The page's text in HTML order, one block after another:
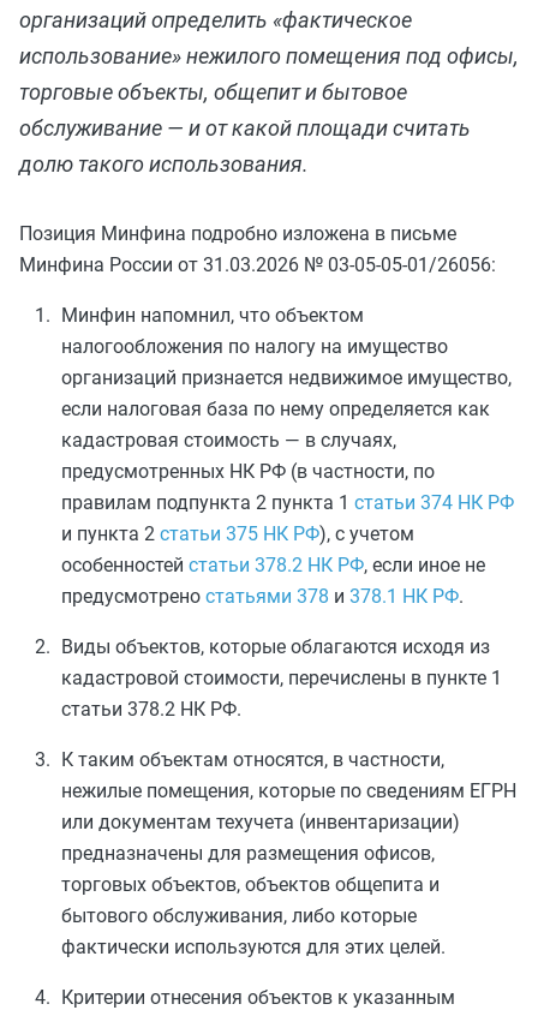
организаций определить «фактическое
использование» нежилого помещения под офисы,
торговые объекты, общепит и бытовое
обслуживание — и от какой площади считать
долю такого использования.
Позиция Минфина подробно изложена в письме
Минфина России от 31.03.2026 № 03-05-05-01/26056:
Минфин напомнил, что объектом
налогообложения по налогу на имущество
организаций признается недвижимое имущество,
если налоговая база по нему определяется как
кадастровая стоимость — в случаях,
предусмотренных НК РФ (в частности, по
правилам подпункта 2 пункта 1 статьи 374 НК РФ
и пункта 2 статьи 375 НК РФ), с учетом
особенностей статьи 378.2 НК РФ, если иное не
предусмотрено статьями 378 и 378.1 НК РФ.
Виды объектов, которые облагаются исходя из
кадастровой стоимости, перечислены в пункте 1
статьи 378.2 НК РФ.
К таким объектам относятся, в частности,
нежилые помещения, которые по сведениям ЕГРН
или документам техучета (инвентаризации)
предназначены для размещения офисов,
торговых объектов, объектов общепита и
бытового обслуживания, либо которые
фактически используются для этих целей.
Критерии отнесения объектов к указанным